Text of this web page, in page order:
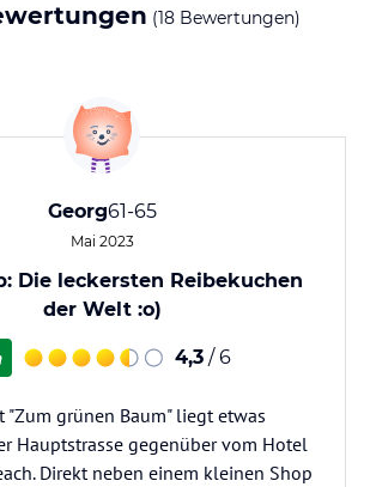
(18 Bewertungen)
Georg61-65
Mai 2023
Die leckersten Reibekuchen
der Welt :o)
4,3 / 6
"Zum grünen Baum" liegt etwas
Hauptstrasse gegenüber vom Hotel
Direkt neben einem kleinen Shop